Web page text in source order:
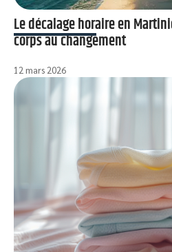
Le décalage horaire en
corps au changement
12 mars 2026